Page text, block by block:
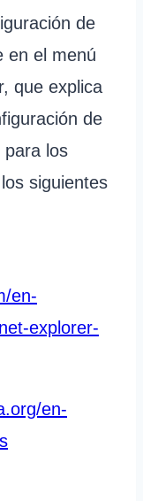
de
en el menú
que explica
de
para los
siguientes
en-
explorer-
en-